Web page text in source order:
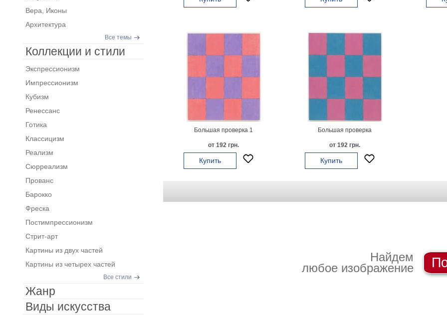
Большая проверка 1
от 192 грн.
Купить
Большая проверка
от 192 грн.
Купить
Найдем
любое изображение
Вера, Иконы
Архитектура
Все темы
Коллекции и стили
Экспрессионизм
Импрессионизм
Кубизм
Ренессанс
Готика
Классицизм
Реализм
Сюрреализм
Прованс
Барокко
Фреска
Постимпрессионизм
Стрит-арт
Картины из двух частей
Картины из четырех частей
Все стили
Жанр
Виды искусства